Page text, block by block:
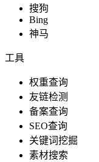
搜狗
Bing
神马
工具
权重查询
友链检测
备案查询
SEO查询
关键词挖掘
素材搜索